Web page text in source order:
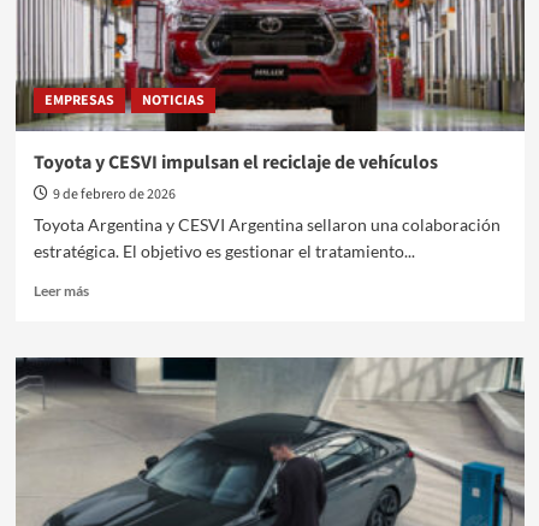
Expoagro
EMPRESAS NOTICIAS
Toyota y CESVI impulsan el reciclaje de vehículos
9 de febrero de 2026
Toyota Argentina y CESVI Argentina sellaron una colaboración
estratégica. El objetivo es gestionar el tratamiento...
Leer másLeer
Toyota
CESVI
reciclaje
de
vehículos